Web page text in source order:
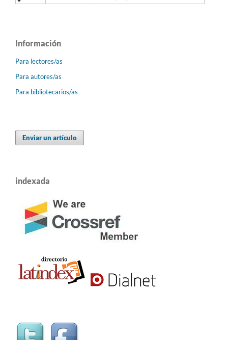
Información
Para lectores/as
Para autores/as
Para bibliotecarios/as
Enviar un artículo
indexada